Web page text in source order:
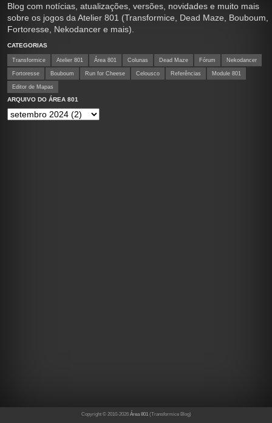
Blog com notícias, atualizações, versões, novidades e muito mais
sobre os jogos da Atelier 801 (Transformice, Dead Maze, Bouboum,
Fortoresse, Nekodancer e mais).
CATEGORIAS
Transformice Atelier 801 Área 801 Colunas Dead Maze Fórum Nekodancer
Fortoresse Bouboum Run for Cheese Celousco Referências Module 801
Editor de Mapas
ARQUIVO DO ÁREA 801
Copyright © 2010- 2026 Área 801 (Transformice Blog)